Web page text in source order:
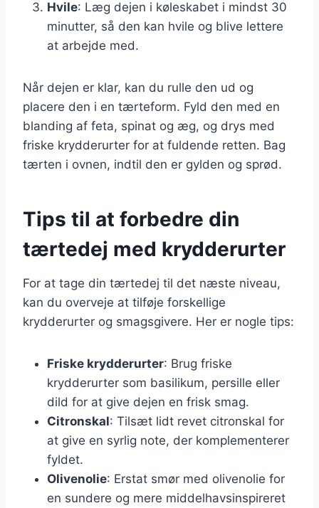
Hvile: Læg dejen i køleskabet i mindst 30
minutter, så den kan hvile og blive lettere
at arbejde med.
Når dejen er klar, kan du rulle den ud og
placere den i en tærteform. Fyld den med en
blanding af feta, spinat og æg, og drys med
friske krydderurter for at fuldende retten. Bag
tærten i ovnen, indtil den er gylden og sprød.
Tips til at forbedre din
tærtedej med krydderurter
For at tage din tærtedej til det næste niveau,
kan du overveje at tilføje forskellige
krydderurter og smagsgivere. Her er nogle tips:
Friske krydderurter: Brug friske
krydderurter som basilikum, persille eller
dild for at give dejen en frisk smag.
Citronskal: Tilsæt lidt revet citronskal for
at give en syrlig note, der komplementerer
fyldet.
Olivenolie: Erstat smør med olivenolie for
en sundere og mere middelhavsinspireret